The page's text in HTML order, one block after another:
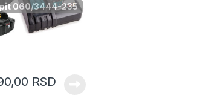
060/3444-235
RSD